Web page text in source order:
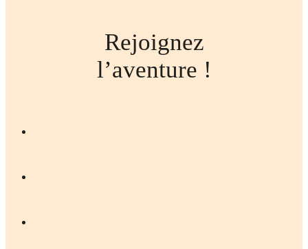
Rejoignez
l’aventure !